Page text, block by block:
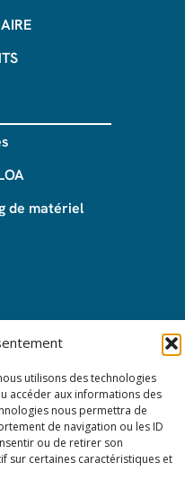
utilisons des technologies
accéder aux informations des
nous permettra de
de navigation ou les ID
ou de retirer son
sur certaines caractéristiques et
de matériel